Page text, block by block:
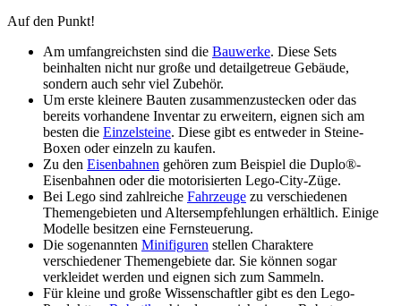
Auf den Punkt!
Am umfangreichsten sind die Bauwerke. Diese Sets
beinhalten nicht nur große und detailgetreue Gebäude,
sondern auch sehr viel Zubehör.
Um erste kleinere Bauten zusammenzustecken oder das
bereits vorhandene Inventar zu erweitern, eignen sich am
besten die Einzelsteine. Diese gibt es entweder in Steine-
Boxen oder einzeln zu kaufen.
Zu den Eisenbahnen gehören zum Beispiel die Duplo®-
Eisenbahnen oder die motorisierten Lego-City-Züge.
Bei Lego sind zahlreiche Fahrzeuge zu verschiedenen
Themengebieten und Altersempfehlungen erhältlich. Einige
Modelle besitzen eine Fernsteuerung.
Die sogenannten Minifiguren stellen Charaktere
verschiedener Themengebiete dar. Sie können sogar
verkleidet werden und eignen sich zum Sammeln.
Für kleine und große Wissenschaftler gibt es den Lego-